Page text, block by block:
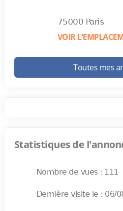
75000 Paris
VOIR
Toutes mes
Statistiques de
Nombre de vues : 111
Dernière visite le : 06/